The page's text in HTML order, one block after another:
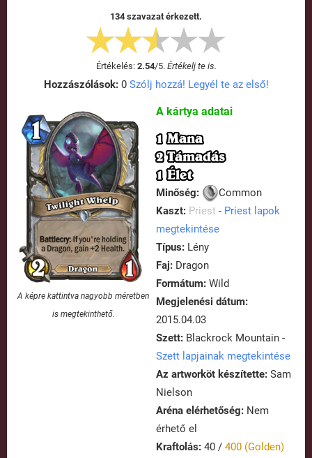
134 szavazat érkezett.
Értékelés: 2.54/5. Értékelj te is.
Hozzászólások:0 Szólj hozzá! Legyél te az első!
A képre kattintva nagyobb méretben
is megtekinthető.
A kártya adatai
1 Mana
2 Támadás
1 Élet
Minőség:
Common
Kaszt: Priest - Priest lapok
megtekintése
Típus: Lény
Faj: Dragon
Formátum: Wild
Megjelenési dátum:
2015.04.03
Szett: Blackrock Mountain -
Szett lapjainak megtekintése
Az artworköt készítette: Sam
Nielson
Aréna elérhetőség: Nem
érhető el
Kraftolás: 40 / 400 (Golden)